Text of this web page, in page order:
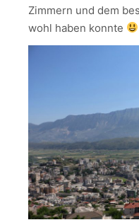
Zimmern und dem
wohl haben konnte